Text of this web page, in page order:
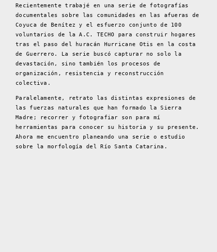
Recientemente trabajé en una serie de fotografías
documentales sobre las comunidades en las afueras de
Coyuca de Benítez y el esfuerzo conjunto de 100
voluntarios de la A.C. TECHO para construir hogares
tras el paso del huracán Hurricane Otis en la costa
de Guerrero. La serie buscó capturar no solo la
devastación, sino también los procesos de
organización, resistencia y reconstrucción
colectiva.
Paralelamente, retrato las distintas expresiones de
las fuerzas naturales que han formado la Sierra
Madre; recorrer y fotografiar son para mí
herramientas para conocer su historia y su presente.
Ahora me encuentro planeando una serie o estudio
sobre la morfología del Río Santa Catarina.